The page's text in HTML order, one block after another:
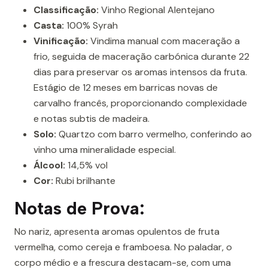
Classificação: Vinho Regional Alentejano
Casta: 100% Syrah
Vinificação: Vindima manual com maceração a
frio, seguida de maceração carbónica durante 22
dias para preservar os aromas intensos da fruta.
Estágio de 12 meses em barricas novas de
carvalho francês, proporcionando complexidade
e notas subtis de madeira.
Solo: Quartzo com barro vermelho, conferindo ao
vinho uma mineralidade especial.
Álcool: 14,5% vol
Cor: Rubi brilhante
Notas de Prova:
No nariz, apresenta aromas opulentos de fruta
vermelha, como cereja e framboesa. No paladar, o
corpo médio e a frescura destacam-se, com uma